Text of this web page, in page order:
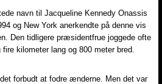
navn til Jacqueline Kennedy Onassis
og New York anerkendte på denne vis
Den tidligere præsidentfrue joggede ofte
kilometer lang og 800 meter bred.
forbudt at fodre ænderne. Men det var